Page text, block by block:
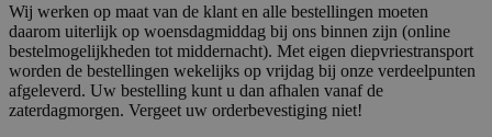
Wij werken op maat van de klant en alle bestellingen moeten
daarom uiterlijk op woensdagmiddag bij ons binnen zijn (online
bestelmogelijkheden tot middernacht). Met eigen diepvriestransport
worden de bestellingen wekelijks op vrijdag bij onze verdeelpunten
afgeleverd. Uw bestelling kunt u dan afhalen vanaf de
zaterdagmorgen. Vergeet uw orderbevestiging niet!
www.surprice.be
mage-messages
Adobe Inc.
www.surprice.be